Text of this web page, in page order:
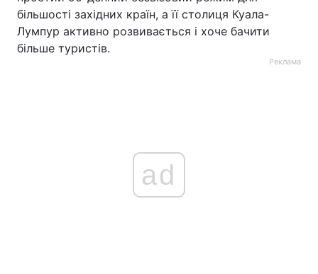
більшості західних країн, а її столиця Куала-
Лумпур активно розвивається і хоче бачити
більше туристів.
Реклама
ad